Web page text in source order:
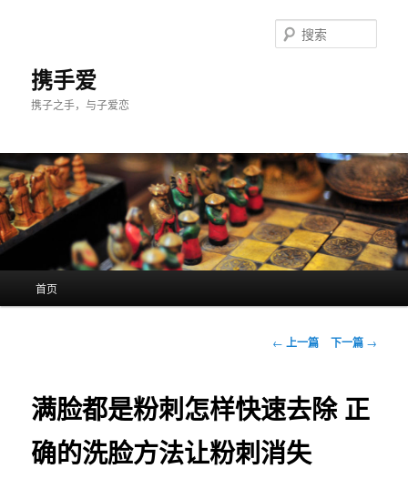
携手爱
携子之手，与子爱恋
索
首页
文
航
← 上一篇 下一篇 →
满脸都是粉刺怎样快速去除 正
确的洗脸方法让粉刺消失